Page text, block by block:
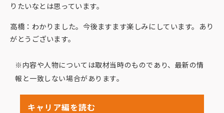
りたいなとは思っています。
高橋：わかりました。今後ますます楽しみにしています。あり
がとうございます。
※内容や人物については取材当時のものであり、最新の情
報と一致しない場合があります。
キャリア編を読む